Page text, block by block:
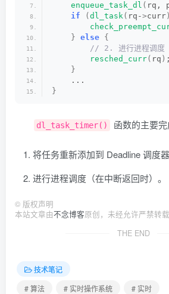
enqueue_task_dl ( rq, p,
if
( dl_task( rq->curr
} else {
// 2. 进行进程调度
resched_curr( rq ) ;
}
    ...
}
dl_task_timer() 函数的主要完
将任务重新添加到 Deadline 调度
进行进程调度（在中断返回时）。
© 版权声明
本站文章由不念博客原创，未经允许严禁转载
THE END
技术笔记
# 算法
# 实时操作系统 # 实时